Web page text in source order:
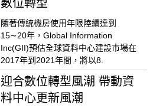
數位轉型
隨著傳統機房使用年限陸續達到
15∼20年，Global Information
Inc(GII)預估全球資料中心建設市場在
2017年到2021年間，將以8.
迎合數位轉型風潮 帶動資
料中心更新風潮